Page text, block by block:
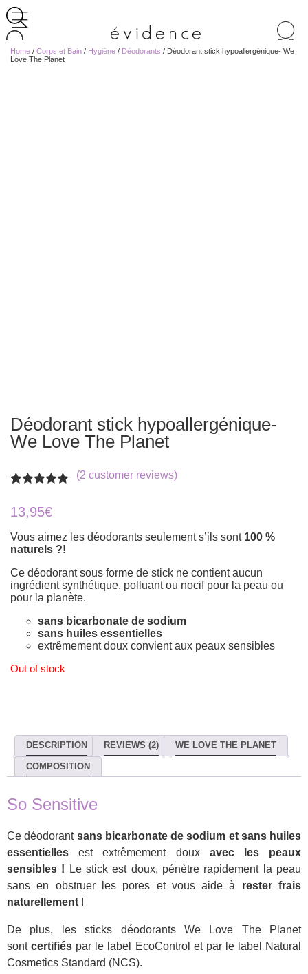
de
produits
Home / Corps et Bain / Hygiène / Déodorants / Déodorant stick hypoallergénique- We
Love The Planet
Déodorant stick hypoallergénique-
We Love The Planet
out of 5
based on
ratings
(2 customer reviews)
13,95€
Vous aimez les déodorants seulement s’ils sont 100 %
naturels ?!
Ce déodorant sous forme de stick ne contient aucun
ingrédient synthétique, polluant ou nocif pour la peau ou
pour la planète.
sans bicarbonate de sodium
sans huiles essentielles
extrêmement doux convient aux peaux sensibles
Out of stock
DESCRIPTION REVIEWS (2) WE LOVE THE PLANET
COMPOSITION
So Sensitive
Ce déodorant sans bicarbonate de sodium et sans huiles
essentielles est extrêmement doux avec les peaux
sensibles !
Le stick est doux, pénètre rapidement la peau
sans en obstruer les pores et vous aide à rester frais
naturellement !
De plus, les sticks déodorants We Love The Planet
sontcertifiés par le label EcoControl et par le label Natural
Cosmetics Standard (NCS).